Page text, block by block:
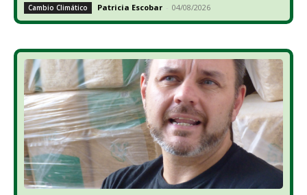
Cambio Climático Patricia Escobar - 04/08/2026